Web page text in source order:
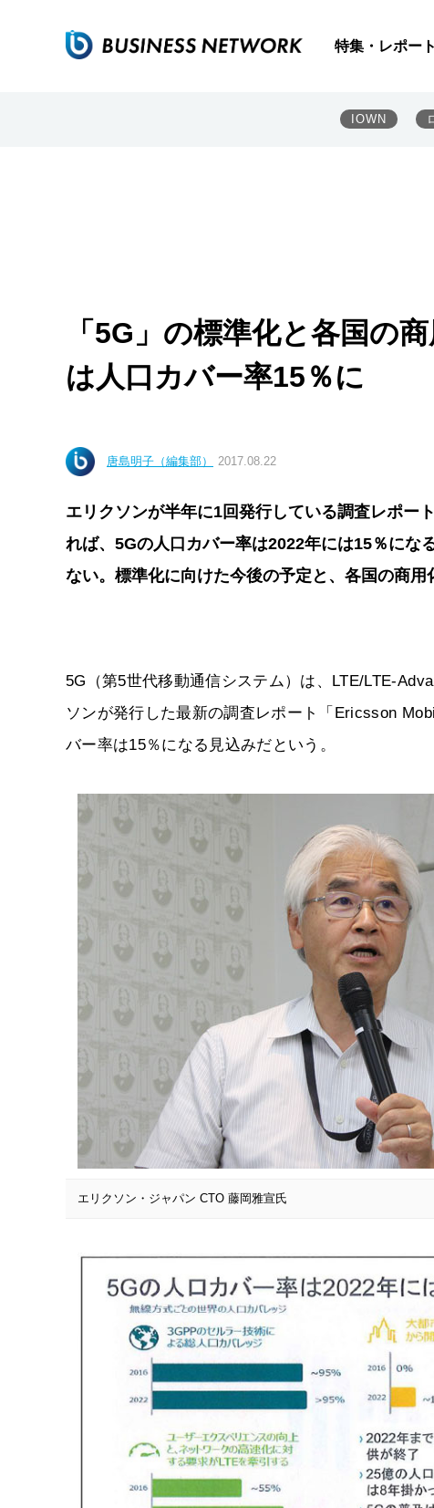
特集・レポート
IOWN
「5G」の標準化と各国
は人口カバー率15％に
唐島明子（編集部） 2017.08.22
エリクソンが半年に1回発行している調査レポ
れば、5Gの人口カバー率は2022年には15％にな
ない。標準化に向けた今後の予定と、各国の商用
5G（第5世代移動通信システム）は、LTE/LTE-
ソンが発行した最新の調査レポート「Ericsson
バー率は15％になる見込みだという。
エリクソン・ジャパン CTO 藤岡雅宣氏